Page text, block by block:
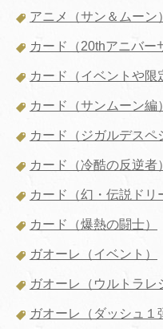
アニメ（サン＆ムーン）
カード（20thアニバー
カード（イベントや限
カード（サンムーン編）
カード（ジガルデスペ
カード（冷酷の反逆者）
カード（幻・伝説ドリ
カード（爆熱の闘士）
ガオーレ（イベント）
ガオーレ（ウルトラレ
ガオーレ（ダッシュ１